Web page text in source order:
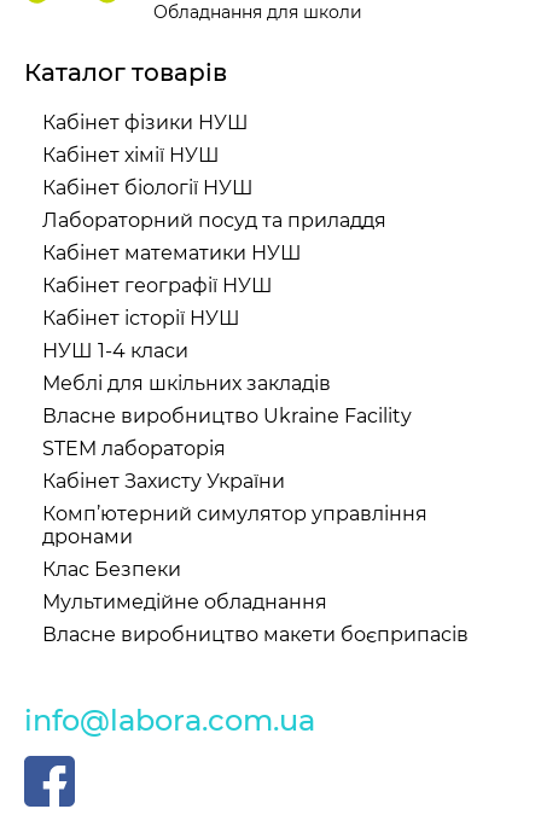
Обладнання для школи
Каталог товарів
Кабінет фізики НУШ
Кабінет хімії НУШ
Кабінет біології НУШ
Лабораторний посуд та приладдя
Кабінет математики НУШ
Кабінет географії НУШ
Кабінет історії НУШ
НУШ 1-4 класи
Меблі для шкільних закладів
Власне виробництво Ukraine Facility
STEM лабораторія
Кабінет Захисту України
Комп’ютерний симулятор управління
дронами
Клас Безпеки
Мультимедійне обладнання
Власне виробництво макети боєприпасів
info@labora.com.ua